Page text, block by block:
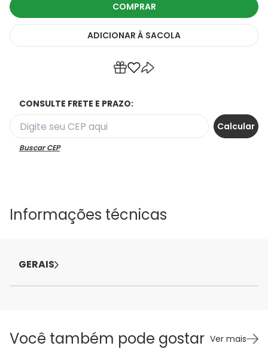
COMPRAR
ADICIONAR À SACOLA
CONSULTE FRETE E PRAZO:
Buscar CEP
Informações técnicas
GERAIS
Você também pode gostar Ver mais